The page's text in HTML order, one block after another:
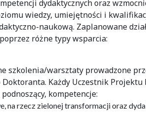
dydaktycznych oraz
wiedzy, umiejętności i
naukową. Zaplanowane
różne typy wsparcia:
szkolenia/warsztaty prowadzone
Doktoranta. Każdy Uczestnik
kompetencje:
na rzecz zielonej transformacji oraz